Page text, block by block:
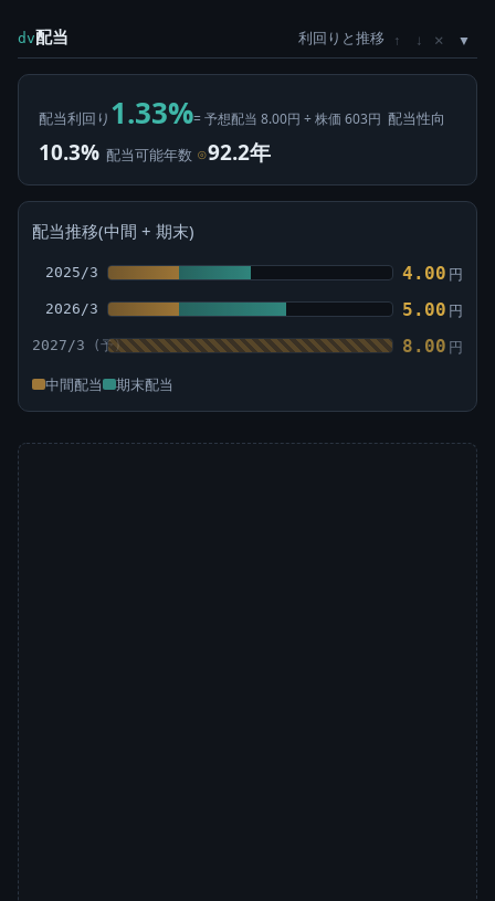
dv配当 利回りと推移 ↑ ↓ ×
配当利回り 1.33%= 予想配当 8.00円 ÷ 株価 603円 配当性向
10.3% 配当可能年数 ⊙92.2年
配当推移(中間 + 期末)
2025/3 4.00 円
2026/3 5.00 円
2027/3 8.00 円
中間配当 期末配当